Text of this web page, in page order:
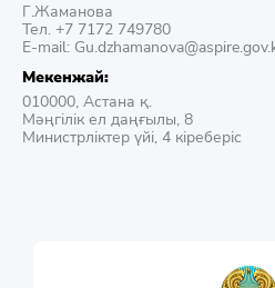
Г.Жаманова
Тел. +7 7172 749780
E-mail:
Мекенжай:
010000, Астана қ.
Мәңгілік ел даңғылы, 8
Министрліктер үйі, 4 кіреберіс